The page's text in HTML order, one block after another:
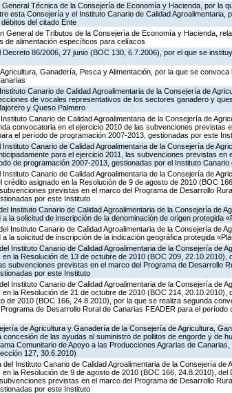
Técnica de la Consejería de Economía y Hacienda, por la
esta Consejería y el Instituto Canario de Calidad Agroalimentaria,
del citado Ente
General de Tributos de la Consejería de Economía y Hacienda,
de alimentación específicos para celíacos
Decreto 86/2006, 27 junio (BOC 130, 6.7.2006), por el que se
Ganadería, Pesca y Alimentación, por la que se convoca
Canario de Calidad Agroalimentaria de la Consejería de
de vocales representativos de los sectores ganadero y
y Queso Palmero
Canario de Calidad Agroalimentaria de la Consejería de
convocatoria en el ejercicio 2010 de las subvenciones previstas
el período de programación 2007-2013, gestionadas por este
Canario de Calidad Agroalimentaria de la Consejería de
para el ejercicio 2011, las subvenciones previstas en
de programación 2007-2013, gestionadas por el Instituto Canario
Canario de Calidad Agroalimentaria de la Consejería de
crédito asignado en la Resolución de 9 de agosto de 2010 (BOC
previstas en el marco del Programa de Desarrollo
por este Instituto
Instituto Canario de Calidad Agroalimentaria de la Consejería de
la solicitud de inscripción de la denominación de origen protegida
Instituto Canario de Calidad Agroalimentaria de la Consejería de
la solicitud de inscripción de la indicación geográfica protegida
Instituto Canario de Calidad Agroalimentaria de la Consejería de
la Resolución de 13 de octubre de 2010 (BOC 209, 22.10.2010),
subvenciones previstas en el marco del Programa de Desarrollo
por este Instituto
Instituto Canario de Calidad Agroalimentaria de la Consejería de
la Resolución de 21 de octubre de 2010 (BOC 214, 20.10.2010),
de 2010 (BOC 166, 24.8.2010), por la que se realiza segunda
de Desarrollo Rural de Canarias FEADER para el período
de Agricultura y Ganadería de la Consejería de Agricultura,
concesión de las ayudas al suministro de pollitos de engorde y de
Comunitario de Apoyo a las Producciones Agrarias de
127, 30.6.2010)
Instituto Canario de Calidad Agroalimentaria de la Consejería
la Resolución de 9 de agosto de 2010 (BOC 166, 24.8.2010), del
previstas en el marco del Programa de Desarrollo
por este Instituto